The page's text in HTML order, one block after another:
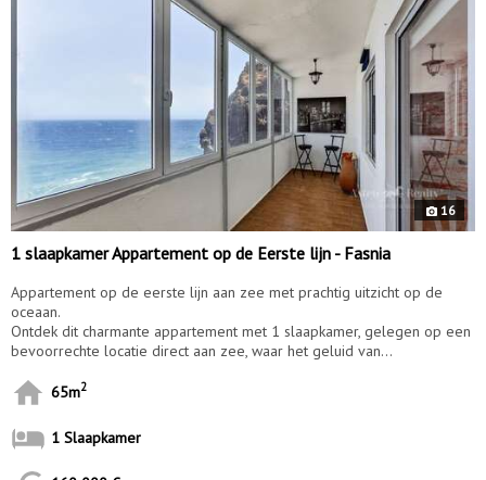
16
1 slaapkamer Appartement op de Eerste lijn - Fasnia
Appartement op de eerste lijn aan zee met prachtig uitzicht op de
oceaan.
Ontdek dit charmante appartement met 1 slaapkamer, gelegen op een
bevoorrechte locatie direct aan zee, waar het geluid van...
65m2
1 Slaapkamer